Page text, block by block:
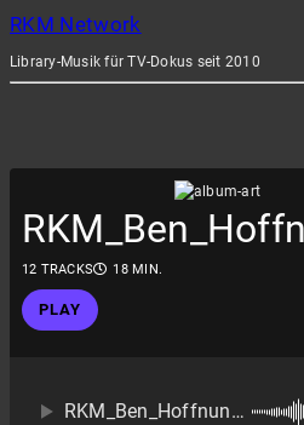
RKM Network
Library-Musik für TV-Dokus seit 2010
12 TRACKS 18 MIN.
PLAY
RKM_Ben_Hoffnungsstrahl